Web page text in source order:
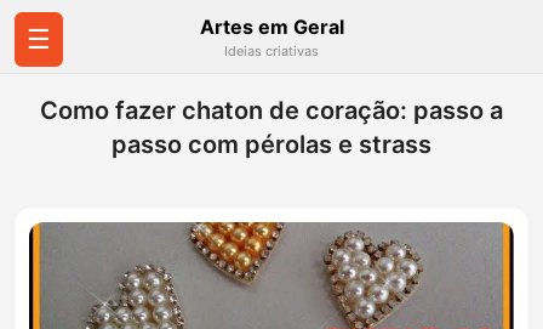
☰ Artes em Geral
Ideias criativas
Como fazer chaton de coração: passo a
passo com pérolas e strass